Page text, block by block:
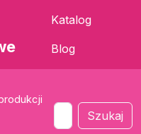
Katalog
Blog
Szukaj